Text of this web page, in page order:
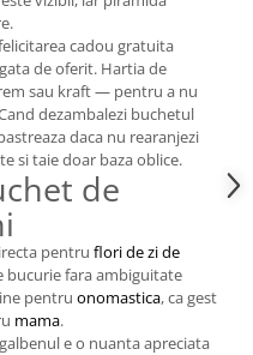
cadou gratuita
de oferit. Hartia de
sau kraft — pentru a nu
dezambalezi buchetul
daca nu rearanjezi
si taie doar baza oblice.
de
pentru flori de zi de
fara ambiguitate
pentru onomastica, ca gest
mama.
e o nuanta apreciata